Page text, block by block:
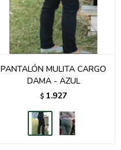
PANTALÓN MULITA CARGO
DAMA - AZUL
$ 1.927